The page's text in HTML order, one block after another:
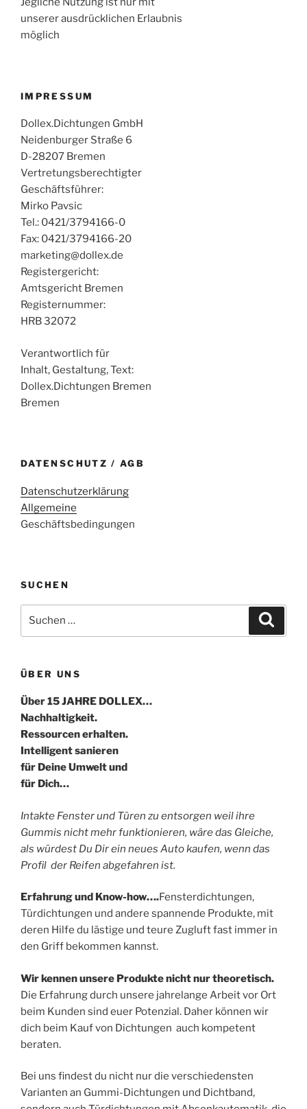
unserer ausdrücklichen Erlaubnis
möglich
IMPRESSUM
Dollex.Dichtungen GmbH
Neidenburger Straße 6
D-28207 Bremen
Vertretungsberechtigter
Geschäftsführer:
Mirko Pavsic
Tel.: 0421/3794166-0
Fax: 0421/3794166-20
marketing@dollex.de
Registergericht:
Amtsgericht Bremen
Registernummer:
HRB 32072
Verantwortlich für
Inhalt, Gestaltung, Text:
Dollex.Dichtungen Bremen
Bremen
DATENSCHUTZ / AGB
Datenschutzerklärung
Allgemeine
Geschäftsbedingungen
SUCHEN
nach:
ÜBER UNS
Über 15 JAHRE DOLLEX…
Nachhaltigkeit.
Ressourcen erhalten.
Intelligent sanieren
für Deine Umwelt und
für Dich…
Intakte Fenster und Türen zu entsorgen weil ihre
Gummis nicht mehr funktionieren, wäre das Gleiche,
als würdest Du Dir ein neues Auto kaufen, wenn das
Profil der Reifen abgefahren ist.
Erfahrung und Know-how….Fensterdichtungen,
Türdichtungen und andere spannende Produkte, mit
deren Hilfe du lästige und teure Zugluft fast immer in
den Griff bekommen kannst.
Wir kennen unsere Produkte nicht nur theoretisch.
Die Erfahrung durch unsere jahrelange Arbeit vor Ort
beim Kunden sind euer Potenzial. Daher können wir
dich beim Kauf von Dichtungen auch kompetent
beraten.
Bei uns findest du nicht nur die verschiedensten
Varianten an Gummi-Dichtungen und Dichtband,